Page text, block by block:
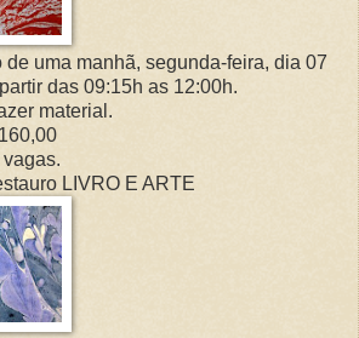
uma manhã, segunda-feira, dia 07
das 09:15h as 12:00h.
material.
LIVRO E ARTE